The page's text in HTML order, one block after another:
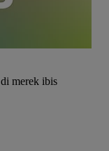
di merek ibis